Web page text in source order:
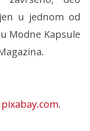
u jednom od
Modne Kapsule
pixabay.com.